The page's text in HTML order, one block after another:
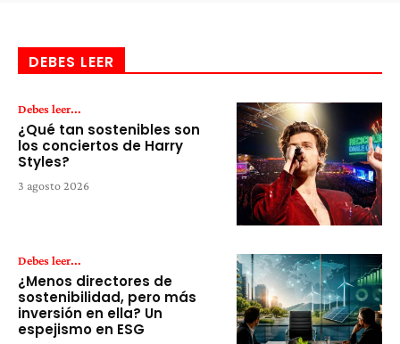
DEBES LEER
Debes leer...
¿Qué tan sostenibles son
los conciertos de Harry
Styles?
3 agosto 2026
Debes leer...
¿Menos directores de
sostenibilidad, pero más
inversión en ella? Un
espejismo en ESG